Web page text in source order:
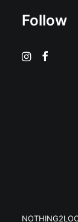
Follow